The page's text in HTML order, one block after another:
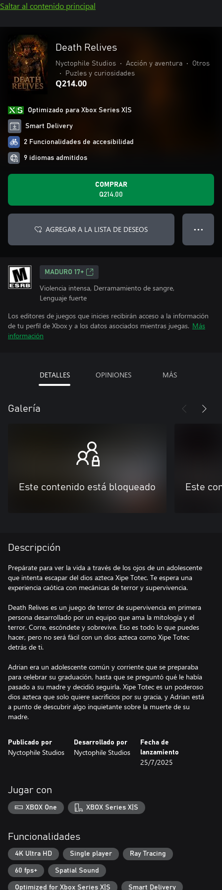
Saltar al contenido principal
Death Relives
Nyctophile Studios • Acción y aventura •
Otros
•
Puzles y curiosidades
Q214.00
Optimizado para Xbox Series X|S
Smart Delivery
2 Funcionalidades de accesibilidad
9 idiomas admitidos
COMPRAR
Q214.00
AGREGAR A LA LISTA DE DESEOS ● ● ●
MADURO 17+
Violencia intensa, Derramamiento de sangre,
Lenguaje fuerte
Los editores de juegos que inicies recibirán acceso a la información
de tu perfil de Xbox y a los datos asociados mientras juegas. Más
información
DETALLES OPINIONES MÁS
Galería
Este contenido está bloqueado Este
Descripción
Prepárate para ver la vida a través de los ojos de un adolescente
que intenta escapar del dios azteca Xipe Totec. Te espera una
experiencia caótica con mecánicas de terror y supervivencia.
Death Relives es un juego de terror de supervivencia en primera
persona desarrollado por un equipo que ama la mitología y el
terror. Corre, escóndete y sobrevive. Eso es todo lo que puedes
hacer, pero no será fácil con un dios azteca como Xipe Totec
detrás de ti.
Adrian era un adolescente común y corriente que se preparaba
para celebrar su graduación, hasta que se preguntó qué le había
pasado a su madre y decidió seguirla. Xipe Totec es un poderoso
dios azteca que solo quiere sacrificios por su gracia, y Adrian está
a punto de descubrir algo inquietante sobre la muerte de su
madre.
Publicado por
Nyctophile Studios
Desarrollado por
Nyctophile Studios
Fecha de
lanzamiento
25/7/2025
Jugar con
XBOX One XBOX Series X|S
Funcionalidades
4K Ultra HD Single player Ray Tracing
60 fps+ Spatial Sound
Optimized for Xbox Series X|S Smart Delivery